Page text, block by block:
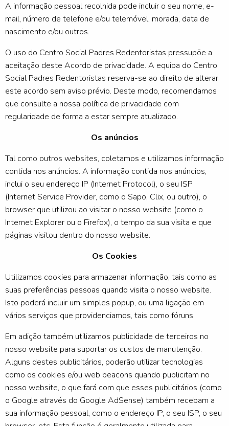
A informação pessoal recolhida pode incluir o seu nome, e-
mail, número de telefone e/ou telemóvel, morada, data de
nascimento e/ou outros.
O uso do Centro Social Padres Redentoristas pressupõe a
aceitação deste Acordo de privacidade. A equipa do Centro
Social Padres Redentoristas reserva-se ao direito de alterar
este acordo sem aviso prévio. Deste modo, recomendamos
que consulte a nossa política de privacidade com
regularidade de forma a estar sempre atualizado.
Os anúncios
Tal como outros websites, coletamos e utilizamos informação
contida nos anúncios. A informação contida nos anúncios,
inclui o seu endereço IP (Internet Protocol), o seu ISP
(Internet Service Provider, como o Sapo, Clix, ou outro), o
browser que utilizou ao visitar o nosso website (como o
Internet Explorer ou o Firefox), o tempo da sua visita e que
páginas visitou dentro do nosso website.
Os Cookies
Utilizamos cookies para armazenar informação, tais como as
suas preferências pessoas quando visita o nosso website.
Isto poderá incluir um simples popup, ou uma ligação em
vários serviços que providenciamos, tais como fóruns.
Em adição também utilizamos publicidade de terceiros no
nosso website para suportar os custos de manutenção.
Alguns destes publicitários, poderão utilizar tecnologias
como os cookies e/ou web beacons quando publicitam no
nosso website, o que fará com que esses publicitários (como
o Google através do Google AdSense) também recebam a
sua informação pessoal, como o endereço IP, o seu ISP, o seu